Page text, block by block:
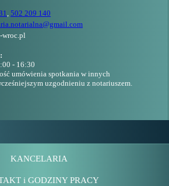
, 502 209 140
wroc.pl
- 16:30
umówienia spotkania w innych
uzgodnieniu z notariuszem.
KANCELARIA
i GODZINY PRACY